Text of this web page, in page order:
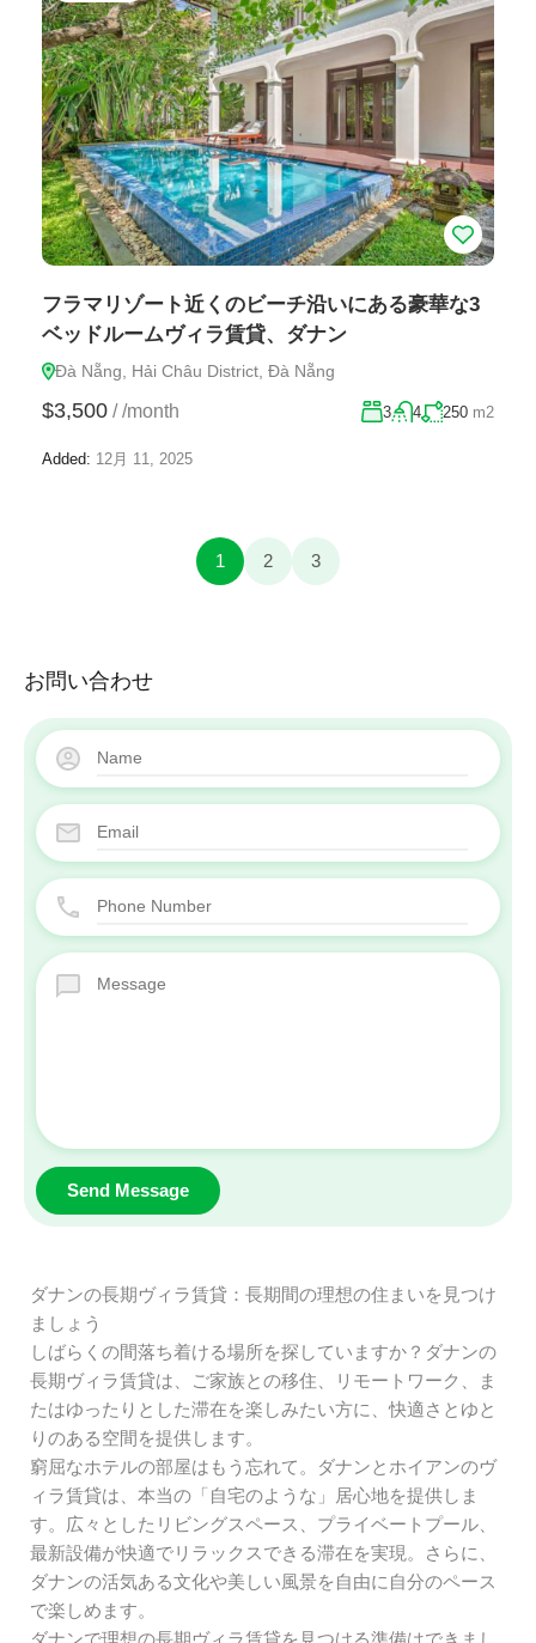
フラマリゾート近くのビーチ沿いにある豪華な3
ベッドルームヴィラ賃貸、ダナン
Đà Nẵng, Hải Châu District, Đà Nẵng
$3,500 / /month 3 4 250 m2
Added: 12月 11, 2025
1 2 3
お問い合わせ
ダナンの長期ヴィラ賃貸：長期間の理想の住まいを見つけ
ましょう
しばらくの間落ち着ける場所を探していますか？ダナンの
長期ヴィラ賃貸は、ご家族との移住、リモートワーク、ま
たはゆったりとした滞在を楽しみたい方に、快適さとゆと
りのある空間を提供します。
窮屈なホテルの部屋はもう忘れて。ダナンとホイアンのヴ
ィラ賃貸は、本当の「自宅のような」居心地を提供しま
す。広々としたリビングスペース、プライベートプール、
最新設備が快適でリラックスできる滞在を実現。さらに、
ダナンの活気ある文化や美しい風景を自由に自分のペース
で楽しめます。